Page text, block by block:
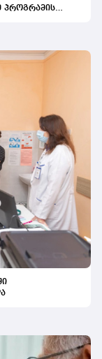
პროგრამის